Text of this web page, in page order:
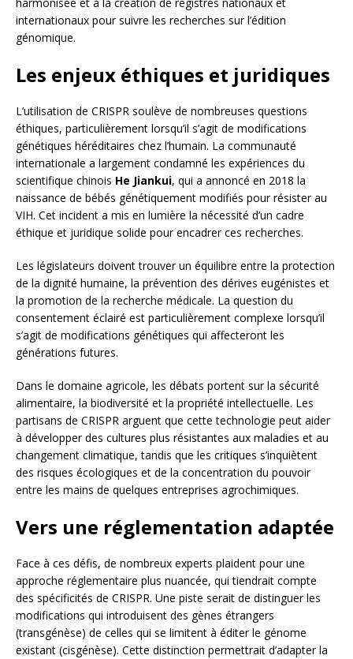
internationaux pour suivre les recherches sur l’édition
génomique.
Les enjeux éthiques et juridiques
L’utilisation de CRISPR soulève de nombreuses questions
éthiques, particulièrement lorsqu’il s’agit de modifications
génétiques héréditaires chez l’humain. La communauté
internationale a largement condamné les expériences du
scientifique chinois He Jiankui, qui a annoncé en 2018 la
naissance de bébés génétiquement modifiés pour résister au
VIH. Cet incident a mis en lumière la nécessité d’un cadre
éthique et juridique solide pour encadrer ces recherches.
Les législateurs doivent trouver un équilibre entre la protection
de la dignité humaine, la prévention des dérives eugénistes et
la promotion de la recherche médicale. La question du
consentement éclairé est particulièrement complexe lorsqu’il
s’agit de modifications génétiques qui affecteront les
générations futures.
Dans le domaine agricole, les débats portent sur la sécurité
alimentaire, la biodiversité et la propriété intellectuelle. Les
partisans de CRISPR arguent que cette technologie peut aider
à développer des cultures plus résistantes aux maladies et au
changement climatique, tandis que les critiques s’inquiètent
des risques écologiques et de la concentration du pouvoir
entre les mains de quelques entreprises agrochimiques.
Vers une réglementation adaptée
Face à ces défis, de nombreux experts plaident pour une
approche réglementaire plus nuancée, qui tiendrait compte
des spécificités de CRISPR. Une piste serait de distinguer les
modifications qui introduisent des gènes étrangers
(transgénèse) de celles qui se limitent à éditer le génome
existant (cisgénèse). Cette distinction permettrait d’adapter la